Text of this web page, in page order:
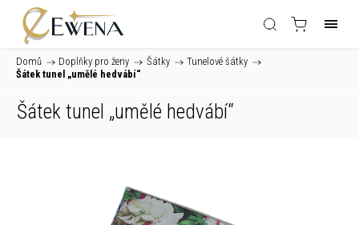
Domů / Doplňky pro ženy / Šátky / Tunelové šátky /
Šátek tunel „umělé hedvábí“
Šátek tunel „umělé hedvábí“